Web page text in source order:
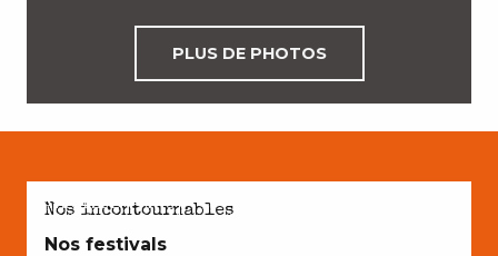
PLUS DE PHOTOS
AVEC LES ENFANTS
Nos incontournables
Nos festivals